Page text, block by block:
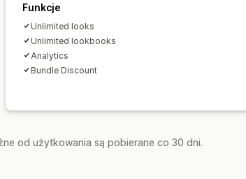
Funkcje
Unlimited looks
Unlimited lookbooks
Analytics
Bundle Discount
od użytkowania są pobierane co 30 dni.